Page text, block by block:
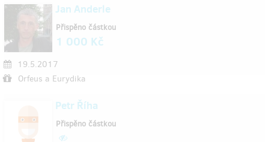
Jan Anderle
19.5.2017
Orfeus a Eurydika
Přispěno částkou
1 000 Kč
Petr Říha
Přispěno částkou